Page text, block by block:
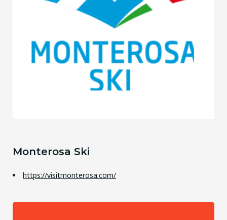
Monterosa Ski
https://visitmonterosa.com/